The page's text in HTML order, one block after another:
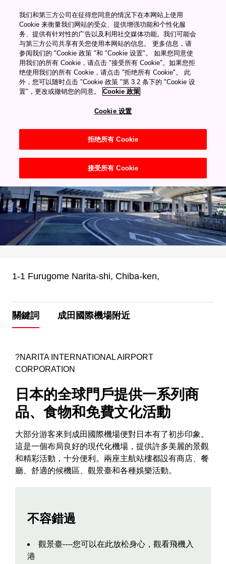
My Favorites
其他
成田國際機場
成田國際空港
1-1 Furugome Narita-shi, Chiba-ken,
關鍵詞 成田國際機場附近
?NARITA INTERNATIONAL AIRPORT
CORPORATION
日本的全球門戶提供一系列商
品、食物和免費文化活動
大部分游客來到成田國際機場便對日本有了初步印象。
這是一個布局良好的現代化機場，提供許多美麗的景觀
和精彩活動，十分便利。兩座主航站樓都設有商店、餐
廳、舒適的候機區、觀景臺和各種娛樂活動。
不容錯過
觀景臺----您可以在此放松身心，觀看飛機入
港
我们和第三方公司在征得您同意的情况下在本网站上使用
Cookie 来衡量我们网站的受众、提供增强功能和个性化服
务、提供有针对性的广告以及利用社交媒体功能。我们可能会
与第三方公司共享有关您使用本网站的信息。 更多信息，请
参阅我们的 "Cookie 政策 "和 "Cookie 设置"。 如果您同意使
用我们的所有 Cookie，请点击 "接受所有 Cookie"。如果您拒
绝使用我们的所有 Cookie，请点击 "拒绝所有 Cookie"。 此
外，您可以随时点击 "Cookie 政策 "第 3.2 条下的 "Cookie 设
置"，更改或撤销您的同意。
Cookie 政策
Cookie 设置
拒绝所有 Cookie
接受所有 Cookie